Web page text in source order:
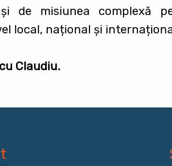
misiunea complexă
local, național și
Claudiu.